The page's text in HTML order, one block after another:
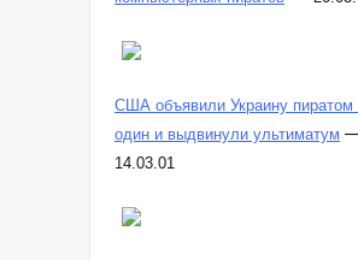
компьютерных пиратов
США объявили Украину пиратом
один и выдвинули ультиматум